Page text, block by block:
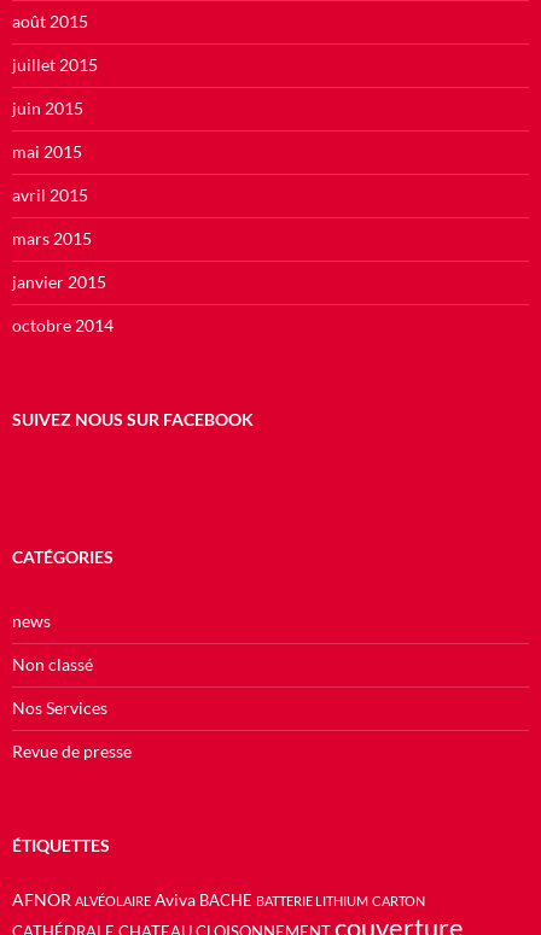
août 2015
juillet 2015
juin 2015
mai 2015
avril 2015
mars 2015
janvier 2015
octobre 2014
SUIVEZ NOUS SUR FACEBOOK
CATÉGORIES
news
Non classé
Nos Services
Revue de presse
ÉTIQUETTES
AFNOR ALVÉOLAIRE Aviva BACHE BATTERIE LITHIUM CARTON
couverture